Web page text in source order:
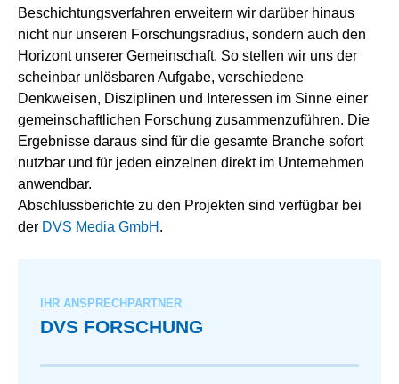
Beschichtungsverfahren erweitern wir darüber hinaus
nicht nur unseren Forschungsradius, sondern auch den
Horizont unserer Gemeinschaft. So stellen wir uns der
scheinbar unlösbaren Aufgabe, verschiedene
Denkweisen, Disziplinen und Interessen im Sinne einer
gemeinschaftlichen Forschung zusammenzuführen. Die
Ergebnisse daraus sind für die gesamte Branche sofort
nutzbar und für jeden einzelnen direkt im Unternehmen
anwendbar.
Abschlussberichte zu den Projekten sind verfügbar bei
der DVS Media GmbH .
IHR ANSPRECHPARTNER
DVS FORSCHUNG